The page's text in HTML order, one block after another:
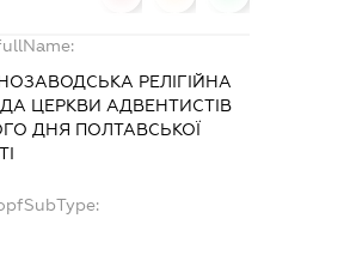
РЕЛІГІЙНА
ЦЕРКВИ АДВЕНТИСТІВ
ДНЯ ПОЛТАВСЬКОЇ